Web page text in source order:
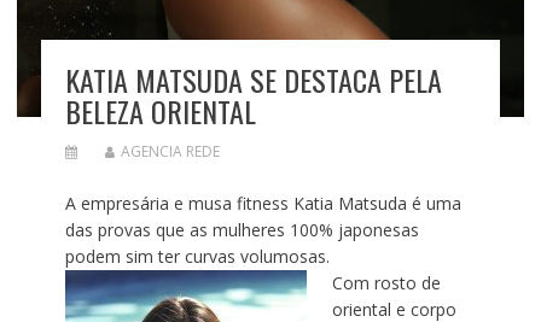
KATIA MATSUDA SE DESTACA PELA
BELEZA ORIENTAL
AGENCIA REDE
A empresária e musa fitness Katia Matsuda é uma
das provas que as mulheres 100% japonesas
podem sim ter curvas volumosas.
Com rosto de
oriental e corpo